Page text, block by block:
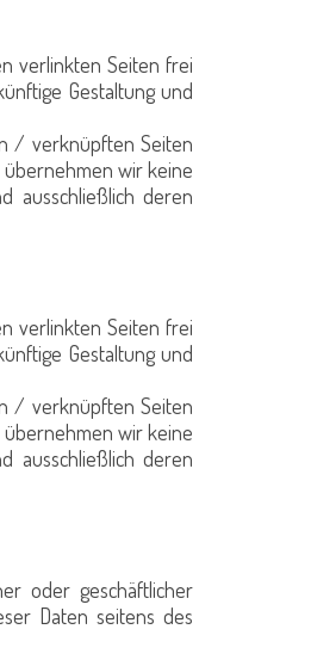
verlinkten Seiten frei
Gestaltung und
/ verknüpften Seiten
wir keine
ausschließlich deren
verlinkten Seiten frei
Gestaltung und
/ verknüpften Seiten
wir keine
ausschließlich deren
oder geschäftlicher
Daten seitens des